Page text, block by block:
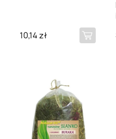
10,14 zł